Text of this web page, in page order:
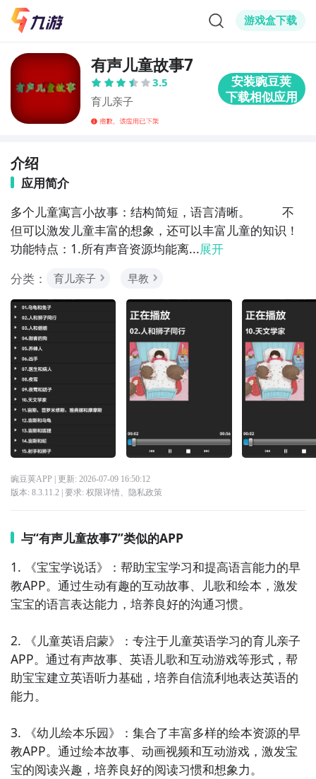
游戏盒下载
有声儿童故事7
3.5
育儿亲子
介绍
应用简介
多个儿童寓言小故事：结构简短，语言清晰。         不
但可以激发儿童丰富的想象，还可以丰富儿童的知识！
功能特点：1.所有声音资源均能离...展开
分类：
育儿亲子 早教
豌豆荚APP | 更新: 2026-07-09 16:50:12
版本: 8.3.11.2| 要求: 权限详情、 隐私政策
与“有声儿童故事7”类似的APP
1. 《宝宝学说话》：帮助宝宝学习和提高语言能力的早
教APP。通过生动有趣的互动故事、儿歌和绘本，激发
宝宝的语言表达能力，培养良好的沟通习惯。
2. 《儿童英语启蒙》：专注于儿童英语学习的育儿亲子
APP。通过有声故事、英语儿歌和互动游戏等形式，帮
助宝宝建立英语听力基础，培养自信流利地表达英语的
能力。
3. 《幼儿绘本乐园》：集合了丰富多样的绘本资源的早
教APP。通过绘本故事、动画视频和互动游戏，激发宝
宝的阅读兴趣，培养良好的阅读习惯和想象力。